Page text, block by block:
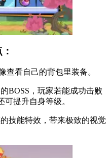
查看自己的背包里装备。
BOSS，玩家若能成功击败
可提升自身等级。
技能特效，带来极致的视觉